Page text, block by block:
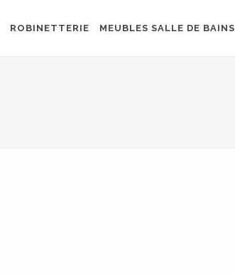
ROBINETTERIE MEUBLES SALLE DE BAINS